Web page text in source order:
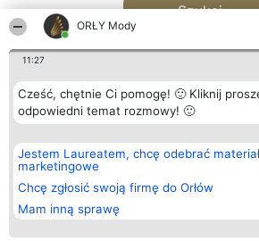
ORŁY Mody
11:27
Cześć, chętnie Ci pomogę! 🙂 Kliknij
odpowiedni temat rozmowy! 🙂
Jestem Laureatem, chcę odebrać
marketingowe
Chcę zgłosić swoją firmę do Orłów
Mam inną sprawę
Szukaj
Organizator plebiscytu
Bright Side Solutions sp. z o.
o. sp. k.
ul. Ruska 22
Wrocław 50-079
KRS 0000749100 | Regon
381313360 | NIP 8943132676
Plebiscyt
Laureaci
wszystkich
Laureatów
Regulamin